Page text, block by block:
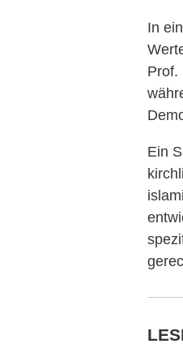
In
Prof.
Ein